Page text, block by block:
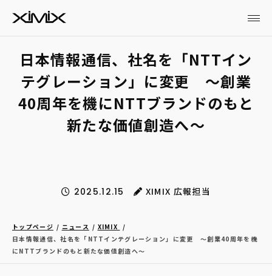
日本情報通信、社名を「NTTイン
テグレーション」に変更 ～創業
40周年を機にNTTブランドのもと
新たな価値創造へ～
2025.12.15 XIMIX 広報担当
トップページ ニュース
XIMIX
日本情報通信、社名を「NTTインテグレーション」に変更 ～創業40周年を機
にNTTブランドのもと新たな価値創造へ～